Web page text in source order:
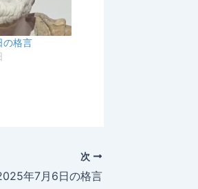
の格言
次
年7月6日の格言